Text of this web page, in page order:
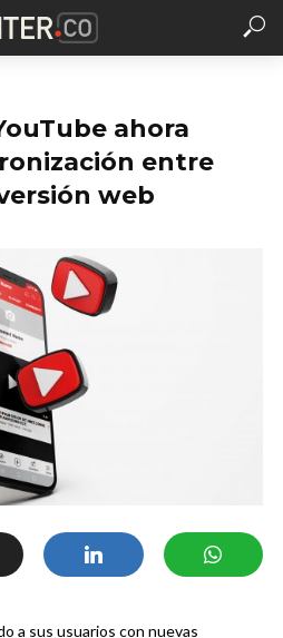
ahora
entre
web
a sus usuarios con nuevas